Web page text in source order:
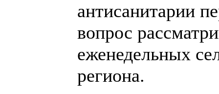
антисанитарии
вопрос
еженедельных
региона.